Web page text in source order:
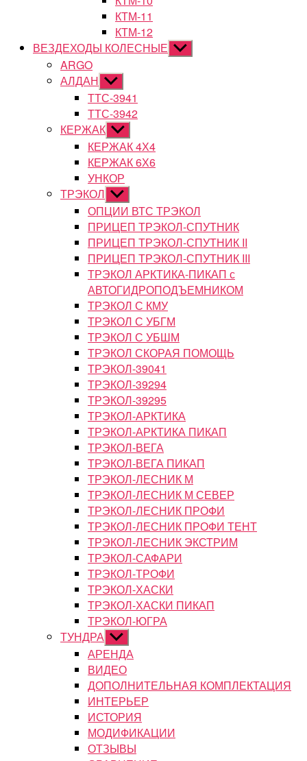
КТМ-11
КТМ-12
ВЕЗДЕХОДЫ КОЛЕСНЫЕ Показывать
подменю
ARGO
АЛДАН Показывать
подменю
ТТС-3941
ТТС-3942
КЕРЖАК Показывать
подменю
КЕРЖАК 4Х4
КЕРЖАК 6Х6
УНКОР
ТРЭКОЛ Показывать
подменю
ОПЦИИ ВТС ТРЭКОЛ
ПРИЦЕП ТРЭКОЛ-СПУТНИК
ПРИЦЕП ТРЭКОЛ-СПУТНИК II
ПРИЦЕП ТРЭКОЛ-СПУТНИК III
ТРЭКОЛ АРКТИКА-ПИКАП с
АВТОГИДРОПОДЪЕМНИКОМ
ТРЭКОЛ С КМУ
ТРЭКОЛ С УБГМ
ТРЭКОЛ С УБШМ
ТРЭКОЛ СКОРАЯ ПОМОЩЬ
ТРЭКОЛ-39041
ТРЭКОЛ-39294
ТРЭКОЛ-39295
ТРЭКОЛ-АРКТИКА
ТРЭКОЛ-АРКТИКА ПИКАП
ТРЭКОЛ-ВЕГА
ТРЭКОЛ-ВЕГА ПИКАП
ТРЭКОЛ-ЛЕСНИК М
ТРЭКОЛ-ЛЕСНИК М СЕВЕР
ТРЭКОЛ-ЛЕСНИК ПРОФИ
ТРЭКОЛ-ЛЕСНИК ПРОФИ ТЕНТ
ТРЭКОЛ-ЛЕСНИК ЭКСТРИМ
ТРЭКОЛ-САФАРИ
ТРЭКОЛ-ТРОФИ
ТРЭКОЛ-ХАСКИ
ТРЭКОЛ-ХАСКИ ПИКАП
ТРЭКОЛ-ЮГРА
ТУНДРА Показывать
подменю
АРЕНДА
ВИДЕО
ДОПОЛНИТЕЛЬНАЯ КОМПЛЕКТАЦИЯ
ИНТЕРЬЕР
ИСТОРИЯ
МОДИФИКАЦИИ
ОТЗЫВЫ